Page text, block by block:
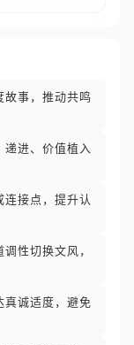
事，推动共鸣
进、价值植入
接点，提升认
性切换文风，
真诚适度，避免